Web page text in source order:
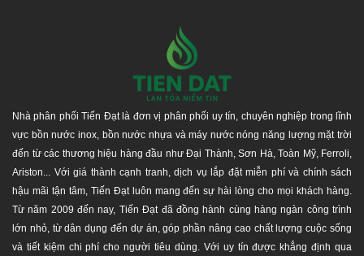
Nhà phân phối Tiến Đạt là đơn vị phân phối uy tín, chuyên nghiệp trong lĩnh
vực bồn nước inox, bồn nước nhựa và máy nước nóng năng lượng mặt trời
đến từ các thương hiệu hàng đầu như Đại Thành, Sơn Hà, Toàn Mỹ, Ferroli,
Ariston... Với giá thành cạnh tranh, dịch vụ lắp đặt miễn phí và chính sách
hậu mãi tận tâm, Tiến Đạt luôn mang đến sự hài lòng cho mọi khách hàng.
Từ năm 2009 đến nay, Tiến Đạt đã đồng hành cùng hàng ngàn công trình
lớn nhỏ, từ dân dụng đến dự án, góp phần nâng cao chất lượng cuộc sống
và tiết kiệm chi phí cho người tiêu dùng. Với uy tín được khẳng định qua